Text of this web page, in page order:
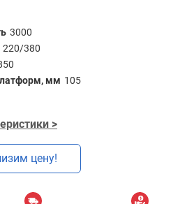
3000
220/380
мм 105
>
цену!